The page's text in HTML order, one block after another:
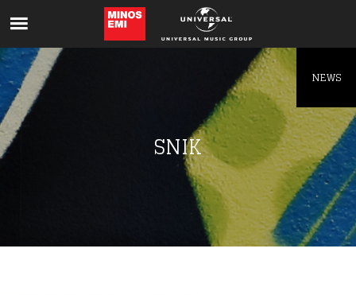
SNIK
NEWS
Like being first?
Get news from your favorite artists before
everyone else.